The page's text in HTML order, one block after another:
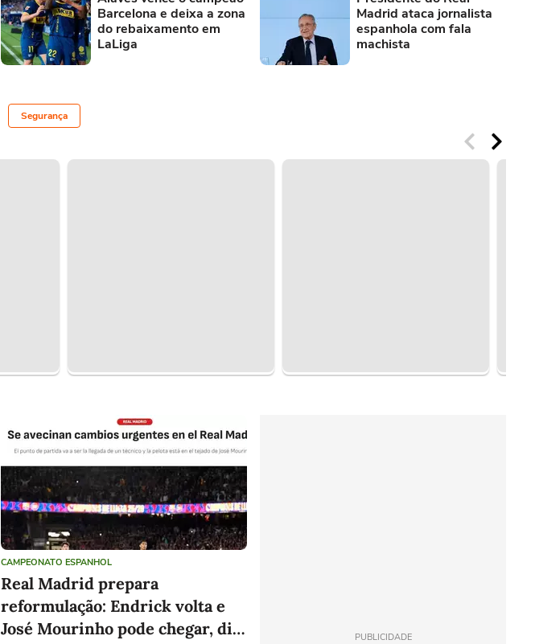
Barcelona e deixa a zona
do rebaixamento em
LaLiga
Madrid ataca jornalista
espanhola com fala
machista
Segurança
CAMPEONATO ESPANHOL
Real Madrid prepara
reformulação: Endrick volta e
José Mourinho pode chegar, diz
PUBLICIDADE